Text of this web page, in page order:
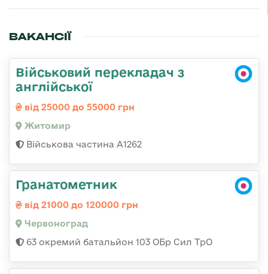
ВАКАНСІЇ
Військовий перекладач з
англійської
від 25000 до 55000 грн
Житомир
Військова частина А1262
Гранатометник
від 21000 до 120000 грн
Червоноград
63 окремий батальйон 103 ОБр Сил ТрО